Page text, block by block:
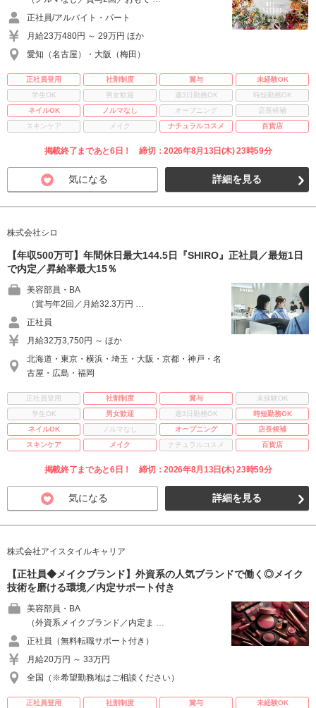
正社員/アルバイト・パート
月給23万480円 ～ 29万円 ほか
愛知（名古屋）・大阪（梅田）
正社員登用 社割制度 賞与
未経験OK
学生OK
男女歓迎 週3日勤務OK
時短勤務OK
ネイルOK
ノルマなし オープニング
店長候補
スキンケア
メイク ナチュラルコスメ 百貨店
掲載終了まであと6日！ 締切：2026年8月13日(木) 23時59分
気になる 詳細を見る
株式会社シロ
【年収500万可】年間休日最大144.5日『SHIRO』正社員／最短1日
で内定／昇給率最大15％
美容部員・BA
（賞与年2回／月給32.3万円 …
正社員
月給32万3,750円 ～ ほか
北海道・東京・横浜・埼玉・大阪・京都・神戸・名
古屋・広島・福岡
正社員登用 社割制度 賞与
未経験OK
学生OK
男女歓迎 週3日勤務OK
時短勤務OK
ネイルOK
ノルマなし オープニング
店長候補
スキンケア
メイク ナチュラルコスメ 百貨店
掲載終了まであと6日！ 締切：2026年8月13日(木) 23時59分
気になる 詳細を見る
株式会社アイスタイルキャリア
【正社員◆メイクブランド】外資系の人気ブランドで働く◎メイク
技術を磨ける環境／内定サポート付き
美容部員・BA
（外資系メイクブランド／内定ま …
正社員（無料転職サポート付き）
月給20万円 ～ 33万円
全国（※希望勤務地はご相談ください）
正社員登用 社割制度 賞与
未経験OK